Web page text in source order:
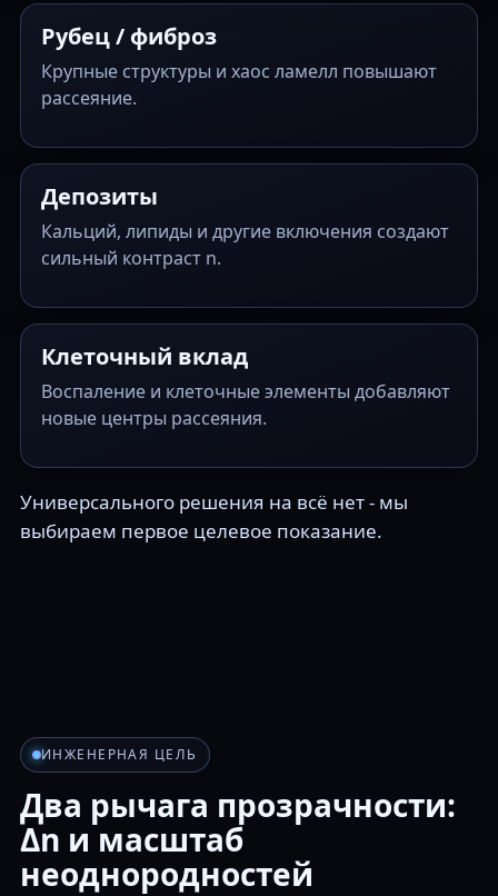
Рубец / фиброз
Крупные структуры и хаос ламелл повышают
рассеяние.
Депозиты
Кальций, липиды и другие включения создают
сильный контраст n.
Клеточный вклад
Воспаление и клеточные элементы добавляют
новые центры рассеяния.
Универсального решения на всё нет - мы
выбираем первое целевое показание.
ИНЖЕНЕРНАЯ ЦЕЛЬ
Два рычага прозрачности:
Δn и масштаб
неоднородностей